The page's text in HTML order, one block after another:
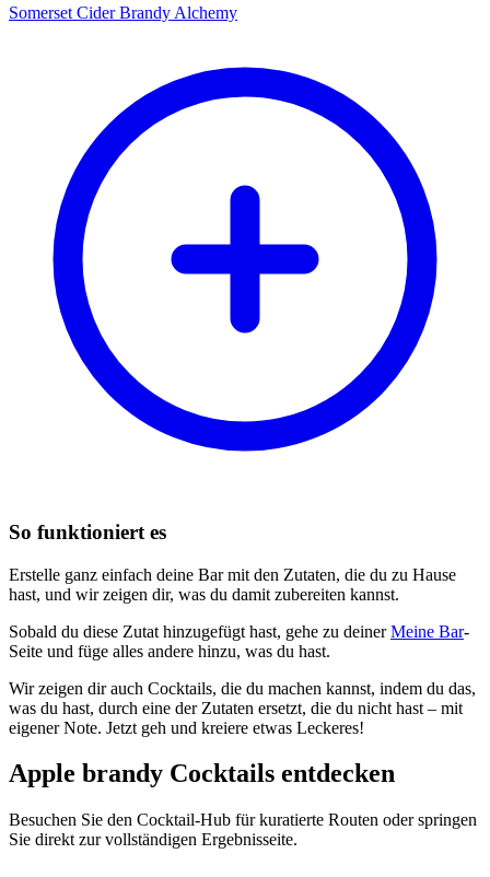
Somerset Cider Brandy Alchemy
So funktioniert es
Erstelle ganz einfach deine Bar mit den Zutaten, die du zu Hause
hast, und wir zeigen dir, was du damit zubereiten kannst.
Sobald du diese Zutat hinzugefügt hast, gehe zu deinerMeine Bar-
Seite und füge alles andere hinzu, was du hast.
Wir zeigen dir auch Cocktails, die du machen kannst, indem du das,
was du hast, durch eine der Zutaten ersetzt, die du nicht hast – mit
eigener Note. Jetzt geh und kreiere etwas Leckeres!
Apple brandy Cocktails entdecken
Besuchen Sie den Cocktail-Hub für kuratierte Routen oder springen
Sie direkt zur vollständigen Ergebnisseite.